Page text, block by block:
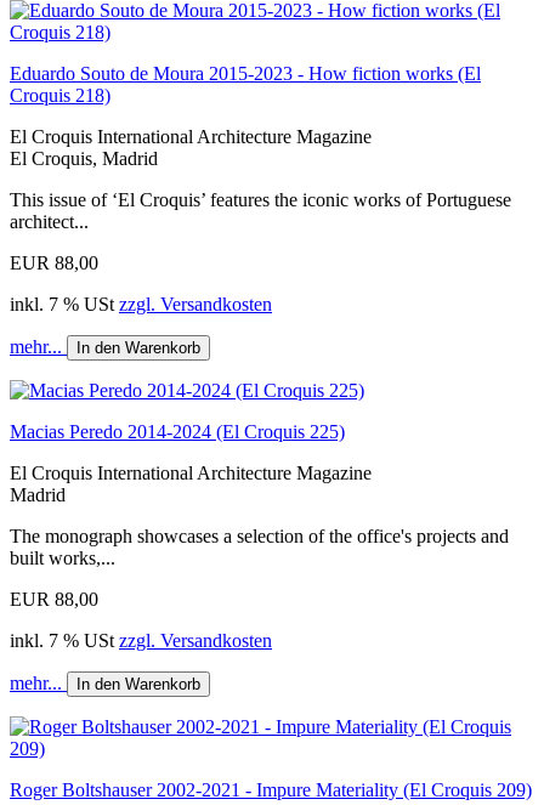
Eduardo Souto de Moura 2015-2023 - How fiction works (El
Croquis 218)
El Croquis International Architecture Magazine
El Croquis, Madrid
This issue of ‘El Croquis’ features the iconic works of Portuguese
architect...
EUR 88,00
inkl. 7 % USt zzgl. Versandkosten
mehr... In den Warenkorb
Macias Peredo 2014-2024 (El Croquis 225)
El Croquis International Architecture Magazine
Madrid
The monograph showcases a selection of the office's projects and
built works,...
EUR 88,00
inkl. 7 % USt zzgl. Versandkosten
mehr... In den Warenkorb
Roger Boltshauser 2002-2021 - Impure Materiality (El Croquis 209)